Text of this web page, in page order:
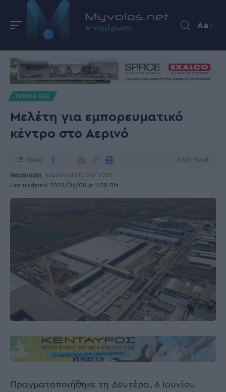
Aa
ΤΟΠΙΚΑ ΝΕΑ
Μελέτη για εμπορευματικό
κέντρο στο Αερινό
Last updated: 2022/06/08 at 11:58 ΠΜ
Newsroom Published 08/06/2022
Share 3 Min Read
Πραγματοποιήθηκε τη Δευτέρα, 6 Ιουνίου